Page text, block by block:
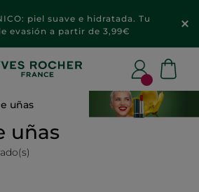
piel suave e hidratada. Tu
evasión a partir de 3,99€
uñas
uñas